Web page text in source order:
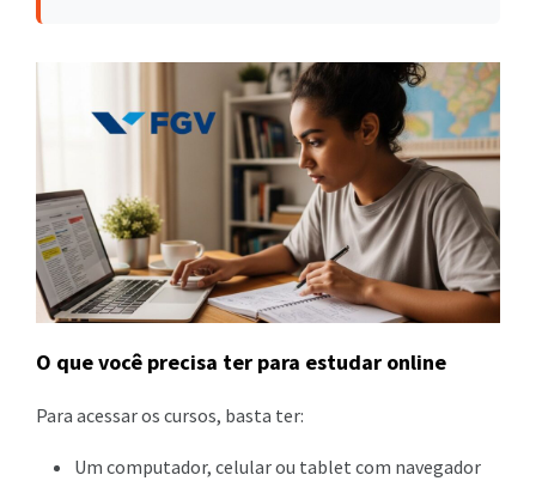
O que você precisa ter para estudar online
Para acessar os cursos, basta ter:
Um computador, celular ou tablet com navegador